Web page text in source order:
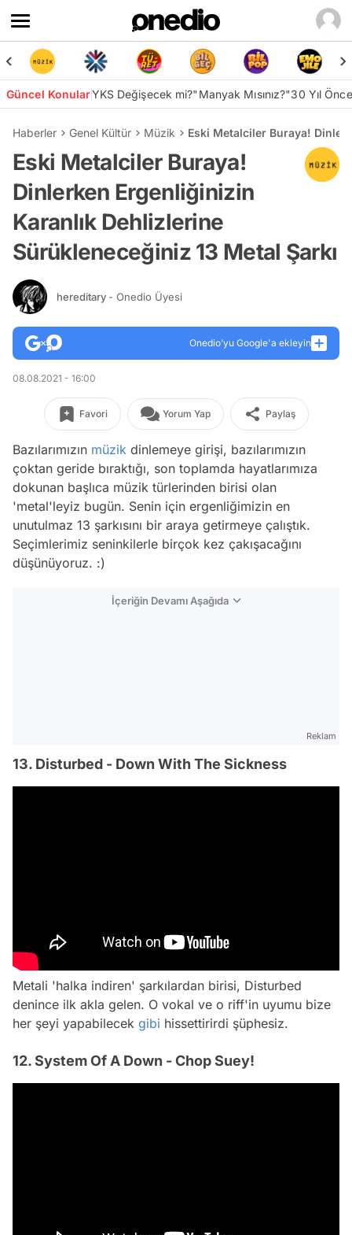
Güncel KonularYKS Değişecek mi?"Manyak Mısınız?"30 Yıl
Haberler Genel Kültür Müzik Eski Metalciler Buraya!
Eski Metalciler Buraya!
Dinlerken Ergenliğinizin
Karanlık Dehlizlerine
Sürükleneceğiniz 13 Metal Şarkı
hereditary - Onedio Üyesi
Onedio’yu Google'a ekleyin
08.08.2021 - 16:00
Favori Yorum Yap Paylaş
Bazılarımızın müzik dinlemeye girişi, bazılarımızın
çoktan geride bıraktığı, son toplamda hayatlarımıza
dokunan başlıca müzik türlerinden birisi olan
'metal'leyiz bugün. Senin için ergenliğimizin en
unutulmaz 13 şarkısını bir araya getirmeye çalıştık.
Seçimlerimiz seninkilerle birçok kez çakışacağını
düşünüyoruz. :)
İçeriğin Devamı Aşağıda
Reklam
13. Disturbed - Down With The Sickness
Metali 'halka indiren' şarkılardan birisi, Disturbed
denince ilk akla gelen. O vokal ve o riff'in uyumu bize
her şeyi yapabilecek gibi hissettirirdi şüphesiz.
12. System Of A Down - Chop Suey!